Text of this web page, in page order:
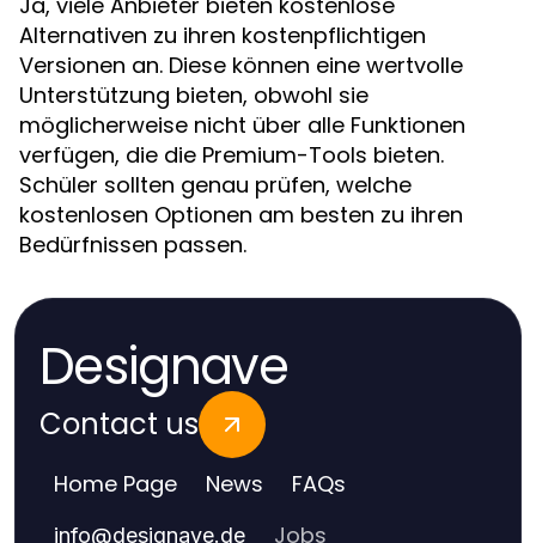
Alternativen zu ihren kostenpflichtigen
Versionen an. Diese können eine wertvolle
Unterstützung bieten, obwohl sie
möglicherweise nicht über alle Funktionen
verfügen, die die Premium-Tools bieten.
Schüler sollten genau prüfen, welche
kostenlosen Optionen am besten zu ihren
Bedürfnissen passen.
Designave
Contact us
Home Page News FAQs
info@designave.de Jobs